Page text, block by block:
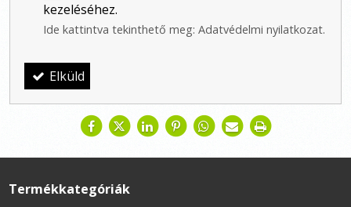
kezeléséhez.
Ide kattintva tekinthető meg: Adatvédelmi nyilatkozat.
Elküld
Termékkategóriák